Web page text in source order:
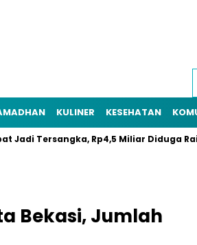
KULINER KESEHATAN
Tersangka, Rp4,5 Miliar Diduga Raib
Bekasi, Jumlah